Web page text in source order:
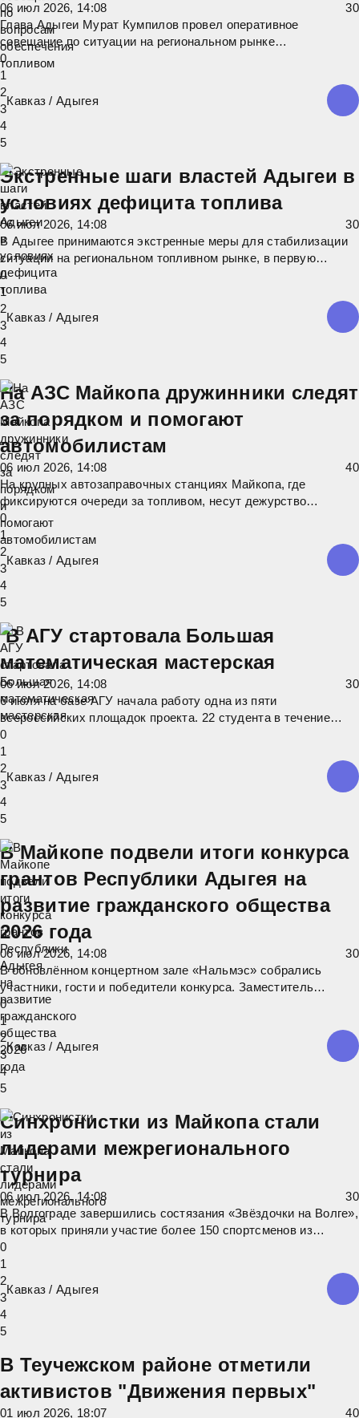
06 июл 2026, 14:08 30
Глава Адыгеи Мурат Кумпилов провел оперативное
совещание по ситуации на региональном рынке
нефтепродуктов. "Сегодня наша главная задача – обеспечить
стабильное снабжение топливом жителей республики и
бесперебойную работу всех жизненно важных служб. Мы
находимся в постоянном взаимодействии с
0
1
2
3
4
5
Кавказ /Адыгея
Экстренные шаги властей Адыгеи в
условиях дефицита топлива
06 июл 2026, 14:08 30
В Адыгее принимаются экстренные меры для стабилизации
ситуации на региональном топливном рынке, в первую
очередь — обеспечение бесперебойной работы жизненно
важных организаций. Экстренные службы, включая скорую
помощь, МЧС и правоохранительные органы, полностью
обеспечены дизельным топливом, а для
0
1
2
3
4
5
Кавказ /Адыгея
На АЗС Майкопа дружинники следят
за порядком и помогают
автомобилистам
06 июл 2026, 14:08 40
На крупных автозаправочных станциях Майкопа, где
фиксируются очереди за топливом, несут дежурство
дружинники отряда «Честь». Они помогают
правоохранительным органам следить за порядком, а также
оказывают помощь жителям, в том числе с питьевой водой.
Основная задача дружинников — предотвращать
0
1
2
3
4
5
Кавказ /Адыгея
В АГУ стартовала Большая
математическая мастерская
06 июл 2026, 14:08 30
6 июля на базе АГУ начала работу одна из пяти
всероссийских площадок проекта. 22 студента в течение
двух недель под руководством менторов будут решать
реальные производственные задачи от индустриальных
партнёров. Участникам предложено четыре проекта: от
оптимизации работы банковских отделений и
0
1
2
3
4
5
Кавказ /Адыгея
В Майкопе подвели итоги конкурса
грантов Республики Адыгея на
развитие гражданского общества
2026 года
06 июл 2026, 14:08 30
В обновлённом концертном зале «Нальмэс» собрались
участники, гости и победители конкурса. Заместитель
министра труда и социального развития Республики Адыгея
Елена Анатольевна Юрченко поприветствовала собравшихся
и поздравила команды-победители. В этом году эксперты
рассмотрели 71 проект из 73
0
1
2
3
4
5
Кавказ /Адыгея
Синхронистки из Майкопа стали
лидерами межрегионального
турнира
06 июл 2026, 14:08 30
В Волгограде завершились состязания «Звёздочки на Волге»,
в которых приняли участие более 150 спортсменов из
Адыгеи, Краснодарского края и Волгоградской области. Честь
столицы Адыгеи защищали воспитанницы СШОР им. В.С.
Максимова: в течение двух дней синхронистки успешно
демонстрировали спортивные
0
1
2
3
4
5
Кавказ /Адыгея
В Теучежском районе отметили
активистов "Движения первых"
01 июл 2026, 18:07 40